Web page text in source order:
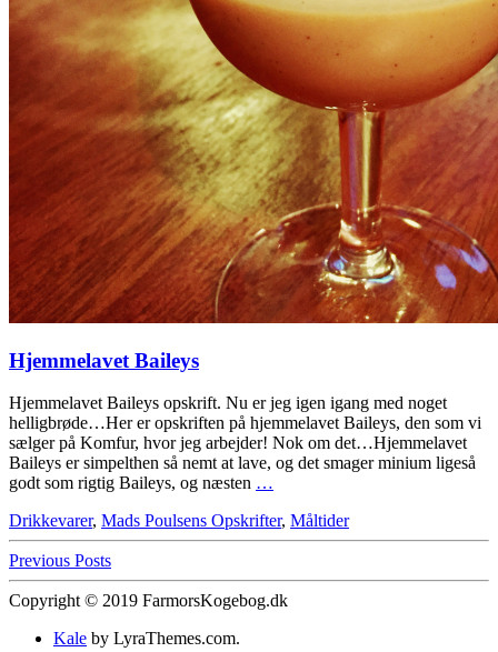
Hjemmelavet Baileys
Hjemmelavet Baileys opskrift. Nu er jeg igen igang med noget
helligbrøde…Her er opskriften på hjemmelavet Baileys, den som vi
sælger på Komfur, hvor jeg arbejder! Nok om det…Hjemmelavet
Baileys er simpelthen så nemt at lave, og det smager minium ligeså
godt som rigtig Baileys, og næsten …
Drikkevarer, Mads Poulsens Opskrifter, Måltider
Previous Posts
Copyright © 2019 FarmorsKogebog.dk
Kale by LyraThemes.com.